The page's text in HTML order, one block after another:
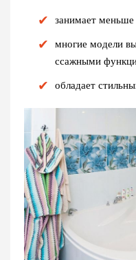
занимает меньше
многие модели
ссажными
обладает